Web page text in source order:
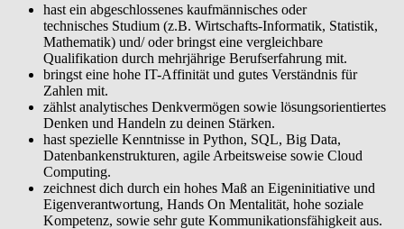
unterstützen unsere Mitarbeiter:innen bei ihrer beruflichen und
persönlichen Weiterentwicklung, setzen Maßnahmen für ihre
Gesundheit und gemeinsam schaffen wir eine Unternehmenskultur,
die von Wertschätzung und respektvoller Zusammenarbeit geprägt
hast ein abgeschlossenes kaufmännisches oder
technisches Studium (z.B. Wirtschafts-Informatik, Statistik,
Mathematik) und/ oder bringst eine vergleichbare
Qualifikation durch mehrjährige Berufserfahrung mit.
bringst eine hohe IT-Affinität und gutes Verständnis für
Zahlen mit.
zählst analytisches Denkvermögen sowie lösungsorientiertes
Denken und Handeln zu deinen Stärken.
hast spezielle Kenntnisse in Python, SQL, Big Data,
Datenbankenstrukturen, agile Arbeitsweise sowie Cloud
Computing.
zeichnest dich durch ein hohes Maß an Eigeninitiative und
Eigenverantwortung, Hands On Mentalität, hohe soziale
Kompetenz, sowie sehr gute Kommunikationsfähigkeit aus.